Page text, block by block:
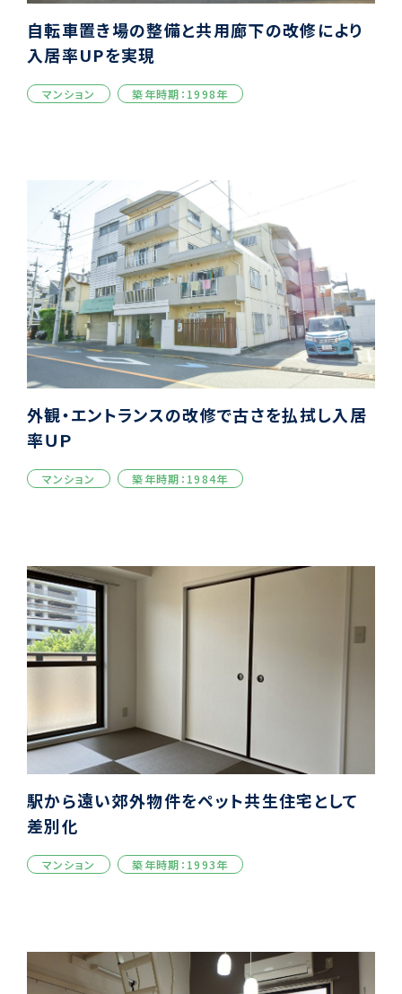
⾃転⾞置き場の整備と共⽤廊下の改修により
⼊居率UPを実現
マンション 築年時期：1998年
外観・エントランスの改修で古さを払拭し入居
率ＵＰ
マンション 築年時期：1984年
駅から遠い郊外物件をペット共生住宅として
差別化
マンション 築年時期：1993年